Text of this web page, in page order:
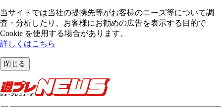
当サイトでは当社の提携先等がお客様のニーズ等について調
査・分析したり、お客様にお勧めの広告を表⽰する⽬的で
Cookie を使⽤する場合があります。
詳しくはこちら
閉じる